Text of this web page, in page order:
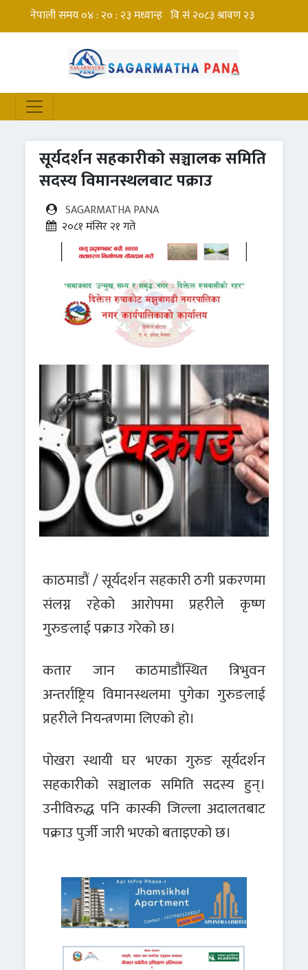
सूर्यदर्शन सहकारीको सञ्चालक समिति
सदस्य विमानस्थलबाट पक्राउ
SAGARMATHA PANA
२०८१ मंसिर २१ गते
काठमाडौं / सूर्यदर्शन सहकारी ठगी प्रकरणमा
संलग्न रहेको आरोपमा प्रहरीले कृष्ण
गुरुङलाई पक्राउ गरेको छ।
कतार जान काठमाडौंस्थित त्रिभुवन
अन्तर्राष्ट्रिय विमानस्थलमा पुगेका गुरुङलाई
प्रहरीले नियन्त्रणमा लिएको हो।
पोखरा स्थायी घर भएका गुरुङ सूर्यदर्शन
सहकारीको सञ्चालक समिति सदस्य हुन्।
उनीविरुद्ध पनि कास्की जिल्ला अदालतबाट
पक्राउ पुर्जी जारी भएको बताइएको छ।